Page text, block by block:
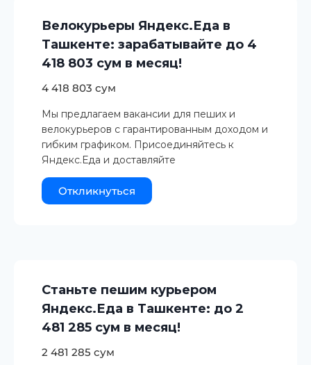
Велокурьеры Яндекс.Еда в
Ташкенте: зарабатывайте до 4
418 803 сум в месяц!
4 418 803 сум
Мы предлагаем вакансии для пеших и
велокурьеров с гарантированным доходом и
гибким графиком. Присоединяйтесь к
Яндекс.Еда и доставляйте
Откликнуться
Станьте пешим курьером
Яндекс.Еда в Ташкенте: до 2
481 285 сум в месяц!
2 481 285 сум